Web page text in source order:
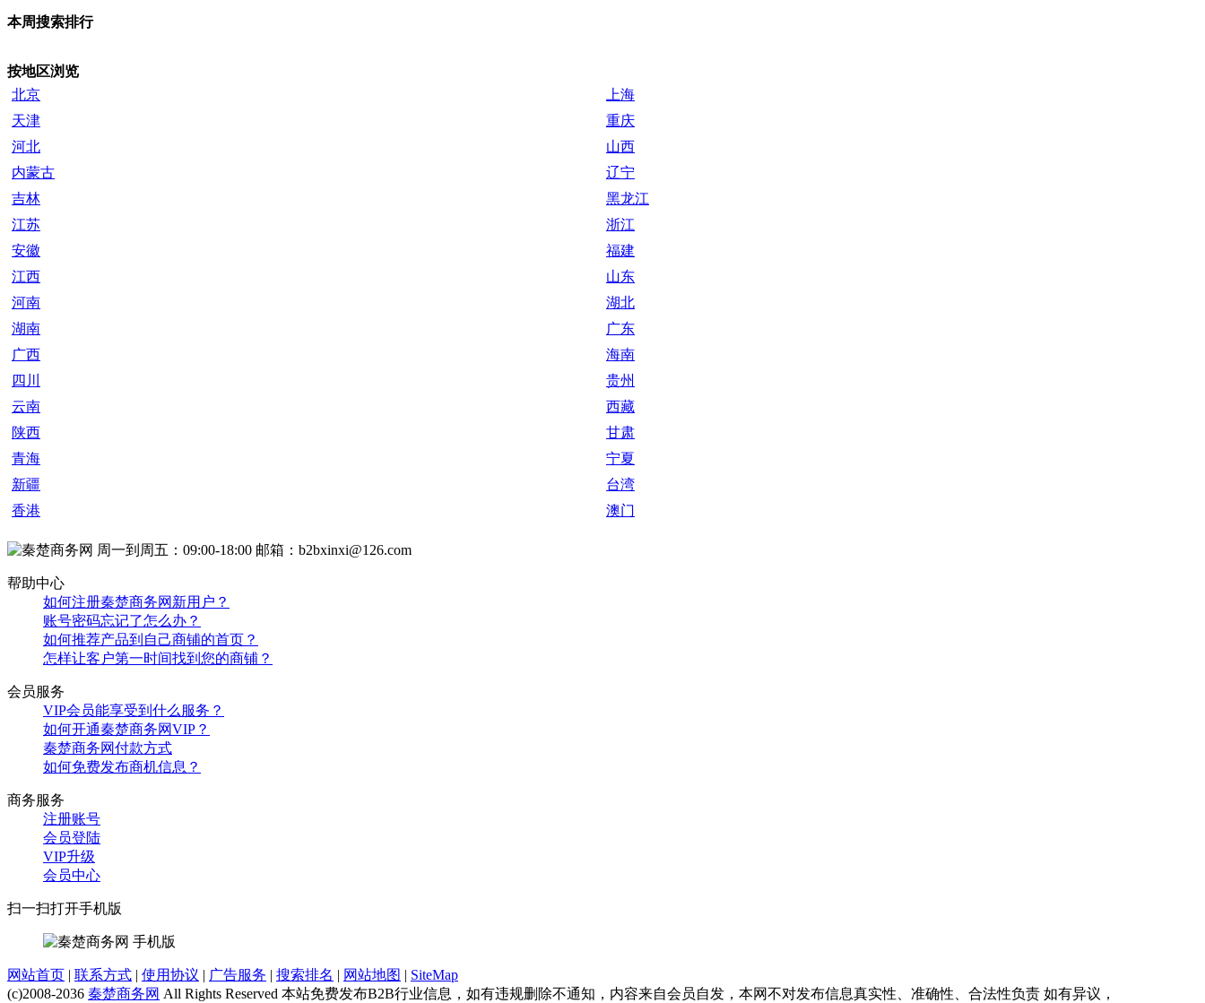
河北
吉林
黑龙江
江苏
浙江
安徽
福建
江西
山东
河南
湖北
湖南
广东
广西
海南
四川
贵州
云南
西藏
陕西
甘肃
青海
宁夏
新疆
台湾
香港
澳门
帮助中心
怎样让客户第一时间找到您的商铺？
会员服务
VIP会员能享受到什么服务？
如何开通秦楚商务网VIP？
秦楚商务网付款方式
如何免费发布商机信息？
商务服务
注册账号
会员登陆
VIP升级
会员中心
扫一扫打开手机版
网站首页|联系方式
(c)2008-2036秦楚商务网
请发送邮件到b2bxinxi@163.com，我们将马上处理，且不收取任何处理费用。